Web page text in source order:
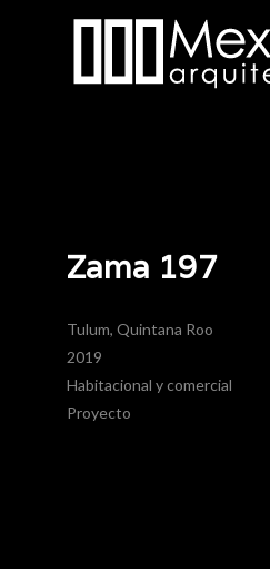
Zama 197
Tulum, Quintana Roo
2019
Habitacional y comercial
Proyecto